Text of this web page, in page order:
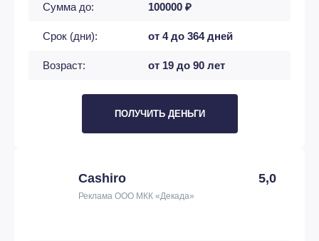
Сумма до: 100000 ₽
Срок (дни): от 4 до 364 дней
Возраст: от 19 до 90 лет
ПОЛУЧИТЬ ДЕНЬГИ
Cashiro 5,0
Реклама ООО МКК «Декада»